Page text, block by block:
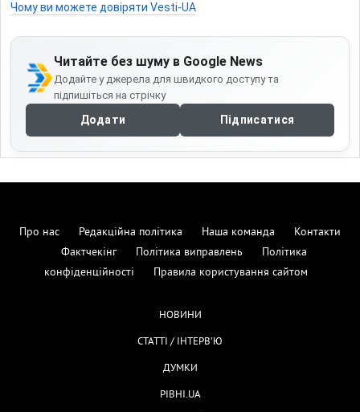
Чому ви можете довіряти Vesti-UA
Читайте без шуму в Google News
Додайте у джерела для швидкого доступу та
підпишіться на стрічку
Додати Підписатися
Про нас Редакційна політика Наша команда
Контакти
Фактчекінг
Політика виправлень
Політика
конфіденційності
Правила користування сайтом
НОВИНИ
СТАТТІ / ІНТЕРВ'Ю
ДУМКИ
РІВНІ.UA